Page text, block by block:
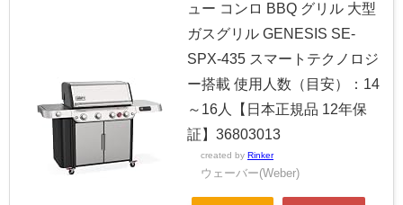
ュー コンロ BBQ グリル 大型
ガスグリル GENESIS SE-
SPX-435 スマートテクノロジ
ー搭載 使用人数（目安）：14
～16人【日本正規品 12年保
証】36803013
created by Rinker
ウェーバー(Weber)